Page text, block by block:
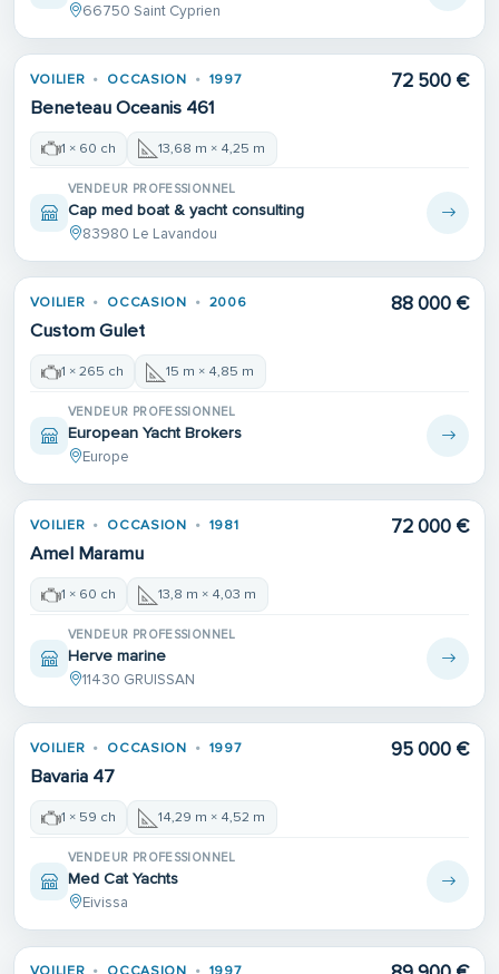
66750 Saint Cyprien
VOILIER OCCASION 1997
Beneteau Oceanis 461
72 500 €
1 × 60 ch 13,68 m × 4,25 m
VENDEUR PROFESSIONNEL
Cap med boat & yacht consulting
83980 Le Lavandou
VOILIER OCCASION 2006
Custom Gulet
88 000 €
1 × 265 ch 15 m × 4,85 m
VENDEUR PROFESSIONNEL
European Yacht Brokers
Europe
VOILIER OCCASION 1981
Amel Maramu
72 000 €
1 × 60 ch 13,8 m × 4,03 m
VENDEUR PROFESSIONNEL
Herve marine
11430 GRUISSAN
VOILIER OCCASION 1997
Bavaria 47
95 000 €
1 × 59 ch 14,29 m × 4,52 m
VENDEUR PROFESSIONNEL
Med Cat Yachts
Eivissa